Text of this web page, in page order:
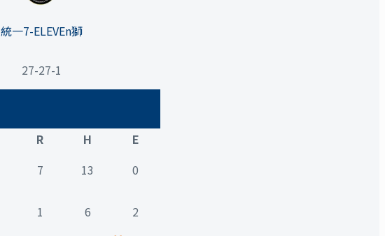
統一7-ELEVEn獅
27-27-1
R H
E
7 13 0
1 6 2